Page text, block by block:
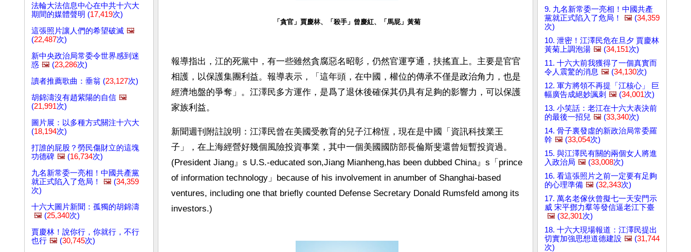
法輪大法信息中心在中共十六大
期間的媒體聲明 (17,419次)
這張照片讓人們的希望破滅 🖼️
(22,487次)
新中央政治局常委令世界感到迷
惑 🖼️ (23,286次)
讀者推薦歌曲：垂翁 (23,127次)
胡錦濤沒有趙紫陽的自信 🖼️
(21,991次)
圖片展：以多種方式關注十六大
(18,194次)
打誰的屁股？勞民傷財立的這塊
功德碑 🖼️ (16,734次)
九名新常委一亮相！中國共產黨
就正式陷入了危局！
🖼️ (34,359
次)
十六大圖片新聞：孤獨的胡錦濤
🖼️ (25,340次)
賈慶林！說你行，你就行，不行
也行 🖼️ (30,745次)
「貪官」賈慶林、「殺手」曾慶紅、「馬屁」黃菊
報導指出，江的死黨中，有一些雖然貪腐惡名昭彰，仍然官運亨通，扶搖直上。主要是官官
相護，以保護集團利益。報導表示，「這年頭，在中國，權位的傳承不僅是政治角力，也是
經濟地盤的爭奪」。江澤民多方運作，是爲了退休後確保其仍具有足夠的影響力，可以保護
家族利益。
新聞週刊附註說明：江澤民曾在美國受教育的兒子江棉恆，現在是中國「資訊科技業王
子」，在上海經營好幾個風險投資事業，其中一個美國國防部長倫斯斐還曾短暫投資過。
(President Jiang』s U.S.-educated son,Jiang Mianheng,has been dubbed China』s「prince
of information technology」because of his involvement in anumber of Shanghai-based
ventures, including one that briefly counted Defense Secretary Donald Rumsfeld among its
investors.)
9. 九名新常委一亮相！中國共產
黨就正式陷入了危局！
🖼️ (34,359
次)
10. 泄密！江澤民危在旦夕 賈慶林
黃菊上調泡湯 🖼️ (34,151次)
11. 十六大前我獲得了一個真實而
令人震驚的消息 🖼️ (34,130次)
12. 軍方將領不再提「江核心」 巨
幅廣告成絕妙諷刺 🖼️ (34,001次)
13. 小笑話：老江在十六大表決前
的最後一招兒 🖼️ (33,340次)
14. 骨子裏發虛的新政治局常委羅
幹 🖼️ (33,054次)
15. 與江澤民有關的兩個女人將進
入政治局 🖼️ (33,008次)
16. 看這張照片之前一定要有足夠
的心理準備 🖼️ (32,343次)
17. 萬名老傢伙曾擬七一天安門示
威 宋平鄧力羣等發信逼老江下臺
🖼️ (32,301次)
18. 十六大現場報道：江澤民提出
切實加強思想道德建設 🖼️ (31,744
次)